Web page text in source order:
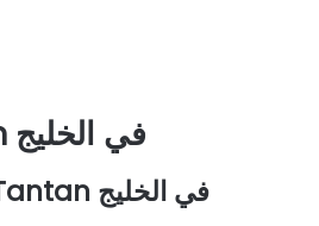
تطبيق Tantan في الخليج
تقييم مستخدمي Tantan في الخليج